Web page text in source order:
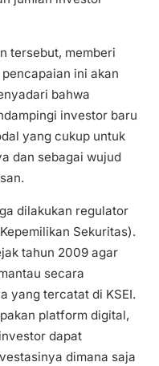
tersebut, memberi
ini akan
bahwa
investor baru
yang cukup untuk
dan sebagai wujud
dilakukan regulator
Sekuritas).
tahun 2009 agar
secara
yang tercatat di KSEI.
platform digital,
dapat
dimana saja